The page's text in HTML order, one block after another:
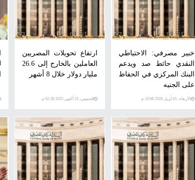
خبير مصرفي: الاحتياطي
النقدي حائط صد ويدعم
البنك المركزي في الحفاظ
على الجنيه
الأربعاء، 01 أبريل 2026 10:08 م
ارتفاع تحويلات المصريين
العاملين بالخارج إلى 26.6
مليار دولار خلال 8 أشهر
الخميس، 23 أكتوبر 2025 02:38 م